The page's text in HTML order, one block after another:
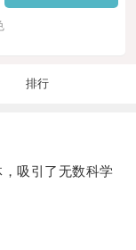
排行
吸引了无数科学